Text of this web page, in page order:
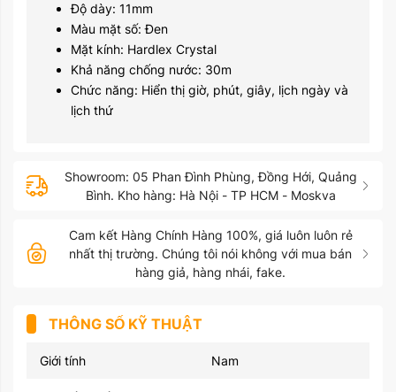
Độ dày: 11mm
Màu mặt số: Đen
Mặt kính: Hardlex Crystal
Khả năng chống nước: 30m
Chức năng: Hiển thị giờ, phút, giây, lịch ngày và
lịch thứ
Showroom: 05 Phan Đình Phùng, Đồng Hới, Quảng
Bình. Kho hàng: Hà Nội - TP HCM - Moskva
Cam kết Hàng Chính Hàng 100%, giá luôn luôn rẻ
nhất thị trường. Chúng tôi nói không với mua bán
hàng giả, hàng nhái, fake.
THÔNG SỐ KỸ THUẬT
Giới tính Nam